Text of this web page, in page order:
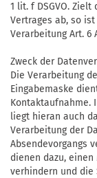
1 lit. f DSGVO.
Vertrages ab, so
Verarbeitung Art. 6
Zweck der
Die Verarbeitung
Eingabemaske
Kontaktaufnahme.
liegt hieran auch
Verarbeitung der
Absendevorgangs
dienen dazu,
verhindern und